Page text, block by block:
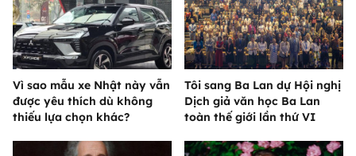
Vì sao mẫu xe Nhật này vẫn
được yêu thích dù không
thiếu lựa chọn khác?
Tôi sang Ba Lan dự Hội nghị
Dịch giả văn học Ba Lan
toàn thế giới lần thứ VI